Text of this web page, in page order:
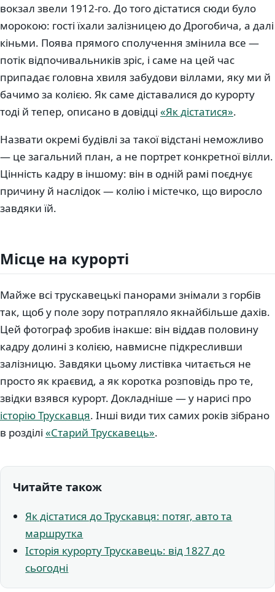
вокзал звели 1912-го. До того дістатися сюди було
морокою: гості їхали залізницею до Дрогобича, а далі
кіньми. Поява прямого сполучення змінила все —
потік відпочивальників зріс, і саме на цей час
припадає головна хвиля забудови віллами, яку ми й
бачимо за колією. Як саме діставалися до курорту
тоді й тепер, описано в довідці «Як дістатися».
Назвати окремі будівлі за такої відстані неможливо
— це загальний план, а не портрет конкретної вілли.
Цінність кадру в іншому: він в одній рамі поєднує
причину й наслідок — колію і містечко, що виросло
завдяки їй.
Місце на курорті
Майже всі трускавецькі панорами знімали з горбів
так, щоб у поле зору потрапляло якнайбільше дахів.
Цей фотограф зробив інакше: він віддав половину
кадру долині з колією, навмисне підкресливши
залізницю. Завдяки цьому листівка читається не
просто як краєвид, а як коротка розповідь про те,
звідки взявся курорт. Докладніше — у нарисі про
історію Трускавця. Інші види тих самих років зібрано
в розділі «Старий Трускавець».
Читайте також
Як дістатися до Трускавця: потяг, авто та
маршрутка
Історія курорту Трускавець: від 1827 до
сьогодні